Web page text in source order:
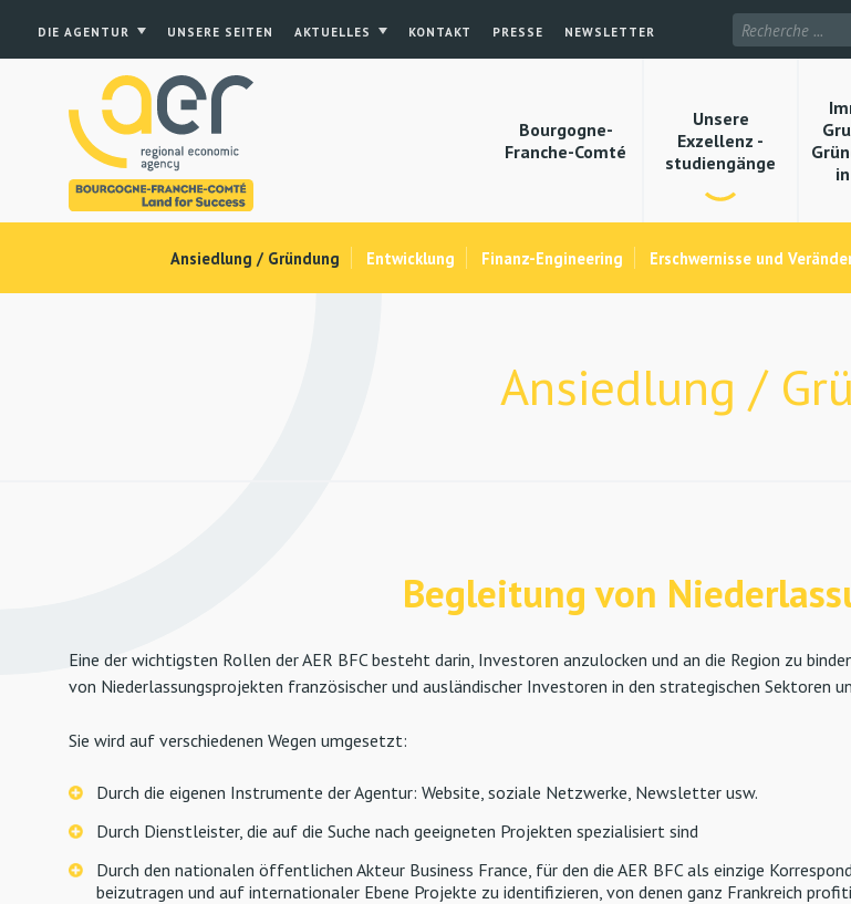
DIE AGENTUR UNSERE SEITEN AKTUELLES KONTAKT PRESSE NEWSLETTER
Bourgogne-
Franche-Comté
Unsere
Exzellenz -
studiengänge
Ansiedlung / Gründung Entwicklung Finanz-Engineering Erschwernisse und
Ansiedlung /
Begleitung von
Eine der wichtigsten Rollen der AER BFC besteht darin, Investoren anzulocken und an die Region zu
von Niederlassungsprojekten französischer und ausländischer Investoren in den strategischen Sektoren
Sie wird auf verschiedenen Wegen umgesetzt:
Durch die eigenen Instrumente der Agentur: Website, soziale Netzwerke, Newsletter usw.
Durch Dienstleister, die auf die Suche nach geeigneten Projekten spezialisiert sind
Durch den nationalen öffentlichen Akteur Business France, für den die AER BFC als einzige
beizutragen und auf internationaler Ebene Projekte zu identifizieren, von denen ganz Frankreich